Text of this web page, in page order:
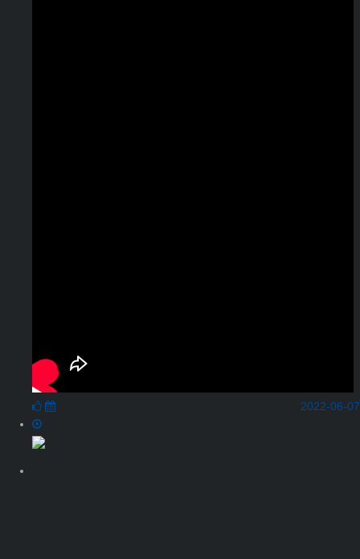
2022-06-07